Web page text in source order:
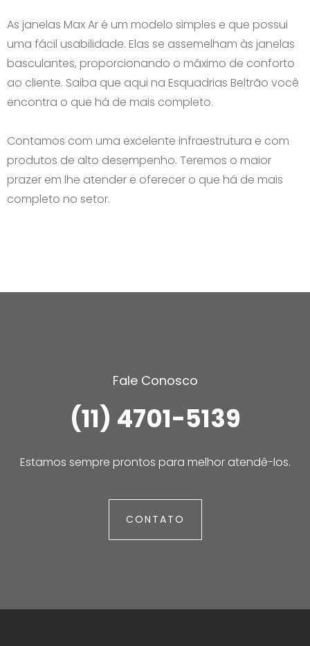
As janelas Max Ar é um modelo simples e que possui
uma fácil usabilidade. Elas se assemelham às janelas
basculantes, proporcionando o máximo de conforto
ao cliente. Saiba que aqui na Esquadrias Beltrão você
encontra o que há de mais completo.
Contamos com uma excelente infraestrutura e com
produtos de alto desempenho. Teremos o maior
prazer em lhe atender e oferecer o que há de mais
completo no setor.
Fale Conosco
(11) 4701-5139
Estamos sempre prontos para melhor atendê-los.
CONTATO